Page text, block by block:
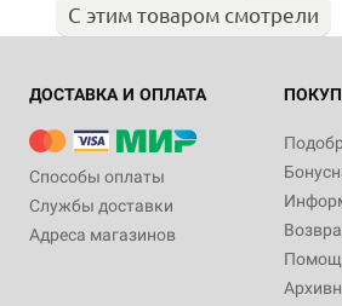
С этим товаром смотрели
ДОСТАВКА И ОПЛАТА
Способы оплаты
Службы доставки
Адреса магазинов